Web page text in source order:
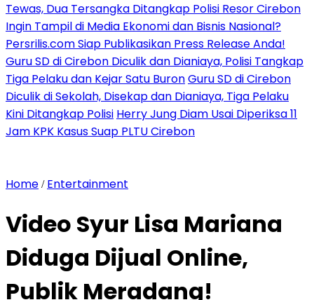
Tewas, Dua Tersangka Ditangkap Polisi Resor Cirebon
Ingin Tampil di Media Ekonomi dan Bisnis Nasional?
Persrilis.com Siap Publikasikan Press Release Anda!
Guru SD di Cirebon Diculik dan Dianiaya, Polisi Tangkap
Tiga Pelaku dan Kejar Satu BuronGuru SD di Cirebon
Diculik di Sekolah, Disekap dan Dianiaya, Tiga Pelaku
Kini Ditangkap Polisi Herry Jung Diam Usai Diperiksa 11
Jam KPK Kasus Suap PLTU Cirebon
Home / Entertainment
Video Syur Lisa Mariana
Diduga Dijual Online,
Publik Meradang!